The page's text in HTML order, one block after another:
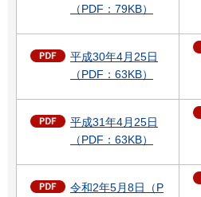
（PDF：79KB）
平成30年4月25日
（PDF：63KB）
平成31年4月25日
（PDF：63KB）
令和2年5月8日（P